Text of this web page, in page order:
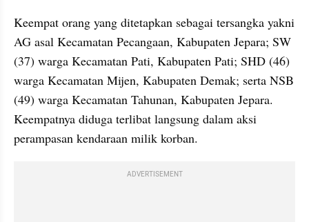
Keempat orang yang ditetapkan sebagai tersangka yakni
AG asal Kecamatan Pecangaan, Kabupaten Jepara; SW
(37) warga Kecamatan Pati, Kabupaten Pati; SHD (46)
warga Kecamatan Mijen, Kabupaten Demak; serta NSB
(49) warga Kecamatan Tahunan, Kabupaten Jepara.
Keempatnya diduga terlibat langsung dalam aksi
perampasan kendaraan milik korban.
ADVERTISEMENT